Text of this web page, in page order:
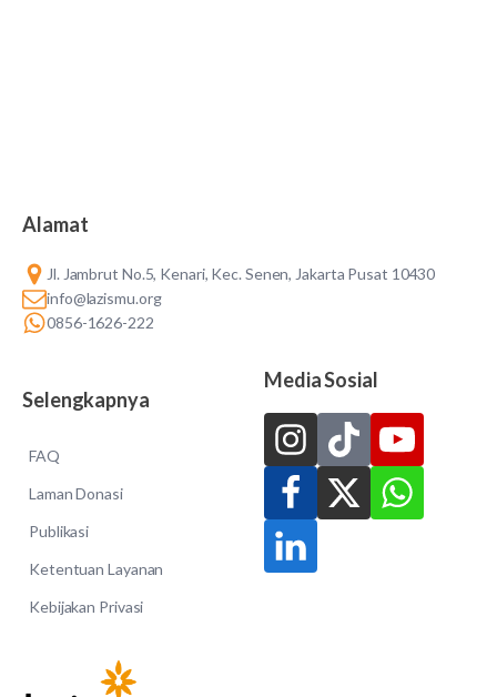
Alamat
Jl. Jambrut No.5, Kenari, Kec. Senen, Jakarta Pusat 10430
info@lazismu.org
0856-1626-222
Selengkapnya
FAQ
Laman Donasi
Publikasi
Ketentuan Layanan
Kebijakan Privasi
Media Sosial